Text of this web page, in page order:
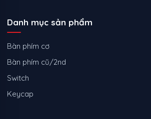
Danh mục sản phẩm
Bàn phím cơ
Bàn phím cũ/2nd
Switch
Keycap